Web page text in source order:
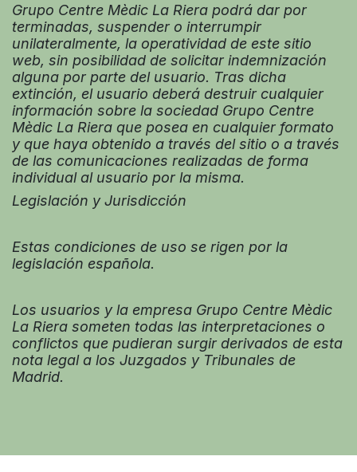
Grupo Centre Mèdic La Riera podrá dar por
terminadas, suspender o interrumpir
unilateralmente, la operatividad de este sitio
web, sin posibilidad de solicitar indemnización
alguna por parte del usuario. Tras dicha
extinción, el usuario deberá destruir cualquier
información sobre la sociedad Grupo Centre
Mèdic La Riera que posea en cualquier formato
y que haya obtenido a través del sitio o a través
de las comunicaciones realizadas de forma
individual al usuario por la misma.
Legislación y Jurisdicción
Estas condiciones de uso se rigen por la
legislación española.
Los usuarios y la empresa Grupo Centre Mèdic
La Riera someten todas las interpretaciones o
conflictos que pudieran surgir derivados de esta
nota legal a los Juzgados y Tribunales de
Madrid.